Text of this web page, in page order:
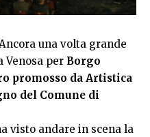
una volta grande
Venosa per Borgo
promosso da Artistica
del Comune di
visto andare in scena la